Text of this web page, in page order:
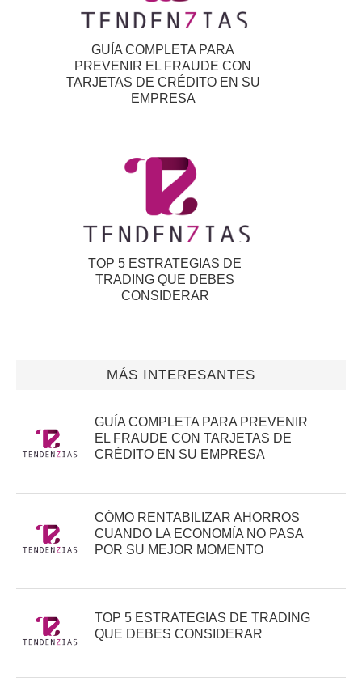
GUÍA COMPLETA PARA
PREVENIR EL FRAUDE CON
TARJETAS DE CRÉDITO EN SU
EMPRESA
TOP 5 ESTRATEGIAS DE
TRADING QUE DEBES
CONSIDERAR
MÁS INTERESANTES
GUÍA COMPLETA PARA PREVENIR
EL FRAUDE CON TARJETAS DE
CRÉDITO EN SU EMPRESA
CÓMO RENTABILIZAR AHORROS
CUANDO LA ECONOMÍA NO PASA
POR SU MEJOR MOMENTO
TOP 5 ESTRATEGIAS DE TRADING
QUE DEBES CONSIDERAR